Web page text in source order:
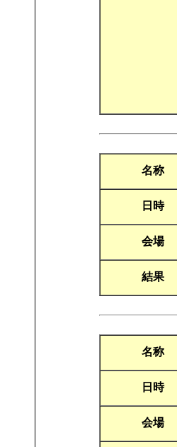
名称
日時
会場
結果
名称
日時
会場